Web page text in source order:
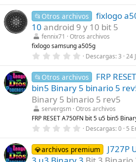
l
l
a
(
s
)
0
0
e
s
t
r
e
l
a
(
s
)
📂Otros archivos
fixlogo
10 android 9 y 10 bit 5
fennix71
Otros archivos
fixlogo samsung a505g
0
0
0
e
s
t
r
e
l
a
(
s
)
Descargas 3 24
📂Otros archivos
FRP
bin5 Binary 5 binario 5
Binary 5 binario 5 rev5
servergsm Otros archivos
FRP RESET A750FN bit 5 u5 bin5
0
0
0
e
Descargas 0 5
💎archivos premium
J727P